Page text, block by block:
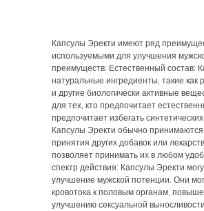
Капсулы Эректи имеют ряд
используемыми для улучшения
преимуществ: Естественный состав:
натуральные ингредиенты, такие как
и другие биологически активные
для тех, кто предпочитает
предпочитает избегать
Капсулы Эректи обычно
принятия других добавок или
позволяет принимать их в любом
спектр действия: Капсулы Эректи
улучшение мужской потенции. Они
кровотока к половым органам,
улучшению сексуальной